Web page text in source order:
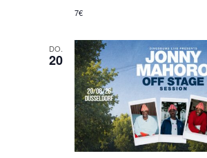
7€
DO.
20